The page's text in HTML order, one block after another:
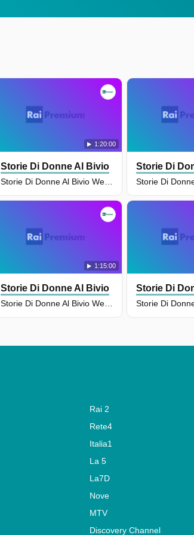
1:20:00
Storie Di Donne Al Bivio Storie Di
1:15:00
Storie Di Donne Al Bivio Storie Di
Rai 2
Rete4
Italia1
La 5
La7D
Nove
MTV
Discovery Channel